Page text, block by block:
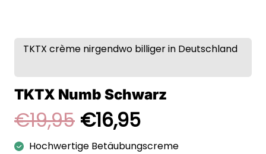
TKTX crème nirgendwo billiger in Deutschland
TKTX Numb Schwarz
€19,95 Ursprünglicher
Preis
€16,95Aktueller
Hochwertige Betäubungscreme